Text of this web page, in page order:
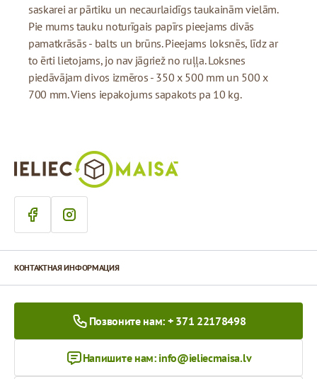
saskarei ar pārtiku un necaurlaidīgs taukainām vielām.
Pie mums tauku noturīgais papīrs pieejams divās
pamatkrāsās - balts un brūns. Pieejams loksnēs, līdz ar
to ērti lietojams, jo nav jāgriež no ruļļa. Loksnes
piedāvājam divos izmēros - 350 x 500 mm un 500 x
700 mm. Viens iepakojums sapakots pa 10 kg.
КОНТАКТНАЯ ИНФОРМАЦИЯ
Позвоните нам: + 371 22178498
Напишите нам: info@ieliecmaisa.lv